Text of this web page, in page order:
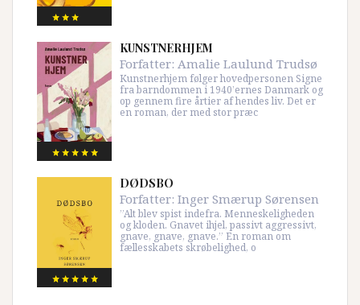
KUNSTNERHJEM
Forfatter: Amalie Laulund Trudsø
Kunstnerhjem følger hovedpersonen Signe
fra barndommen i 1940’ernes Danmark og
op gennem fire årtier af hendes liv. Det er
en roman, der med stor præc
DØDSBO
Forfatter: Inger Smærup Sørensen
”Alt blev spist indefra. Menneskeligheden
og kloden. Gnavet ihjel, passivt aggressivt,
gnave, gnave, gnave.” En roman om
fællesskabets skrøbelighed, o